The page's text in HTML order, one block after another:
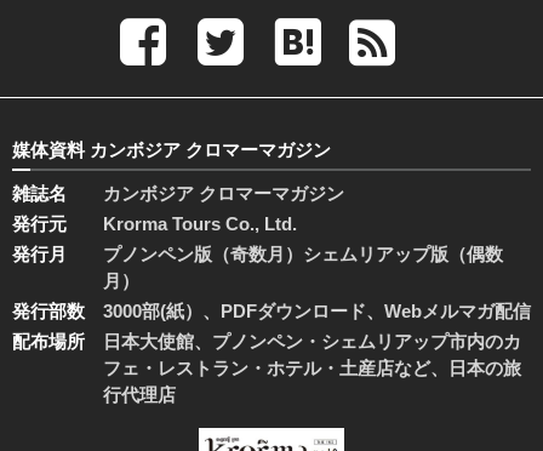
媒体資料 カンボジア クロマーマガジン
雑誌名
カンボジア クロマーマガジン
発行元
Krorma Tours Co., Ltd.
発行月
プノンペン版（奇数月）シェムリアップ版（偶数
月）
発行部数
3000部(紙）、PDFダウンロード、Webメルマガ配信
配布場所
日本大使館、プノンペン・シェムリアップ市内のカ
フェ・レストラン・ホテル・土産店など、日本の旅
行代理店